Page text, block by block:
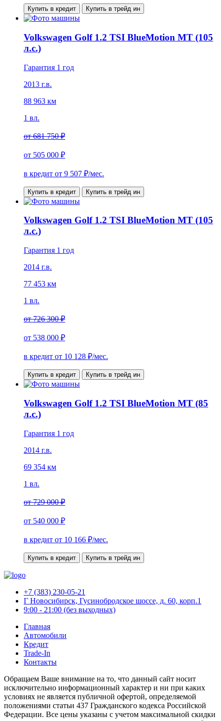
Купить в кредит Купить в трейд ин
Volkswagen Golf 1.2 TSI BlueMotion MT (105
л.с.)
Гарантия 1 год
2013 г.в.
88 963 км
1 вл.
от681 750 ₽
от 505 000 ₽
в кредит от 9 507 ₽/мес.
Купить в кредит Купить в трейд ин
Volkswagen Golf 1.2 TSI BlueMotion MT (105
л.с.)
Гарантия 1 год
2014 г.в.
77 453 км
1 вл.
от726 300 ₽
от 538 000 ₽
в кредит от 10 128 ₽/мес.
Купить в кредит Купить в трейд ин
Volkswagen Golf 1.2 TSI BlueMotion MT (85
л.с.)
Гарантия 1 год
2014 г.в.
69 354 км
1 вл.
от729 000 ₽
от 540 000 ₽
в кредит от 10 166 ₽/мес.
Купить в кредит Купить в трейд ин
+7 (383) 230-05-21
Г Новосибирск, Гусинобродское шоссе, д. 60, корп.1
9:00 - 21:00 (без выходных)
Главная
Автомобили
Кредит
Trade-In
Контакты
Обращаем Ваше внимание на то, что данный сайт носит
исключительно информационный характер и ни при каких
условиях не является публичной офертой, определяемой
положениями статьи 437 Гражданского кодекса Российской
Федерации. Все цены указаны с учетом максимальной скидки